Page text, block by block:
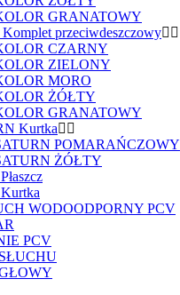
GRANATOWY
przeciwdeszczowy
CZARNY
ZIELONY
MORO
ŻÓŁTY
GRANATOWY
Kurtka
POMARAŃCZOWY
ŻÓŁTY
WODOODPORNY PCV
PCV